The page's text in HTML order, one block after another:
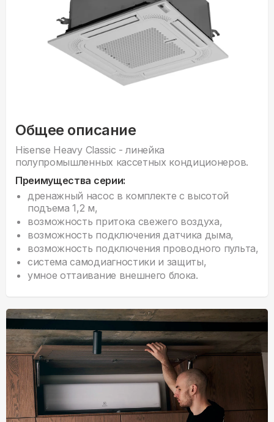
Общее описание
Hisense Heavy Classic - линейка
полупромышленных кассетных кондиционеров.
Преимущества серии:
дренажный насос в комплекте с высотой
подъема 1,2 м,
возможность притока свежего воздуха,
возможность подключения датчика дыма,
возможность подключения проводного пульта,
система самодиагностики и защиты,
умное оттаивание внешнего блока.